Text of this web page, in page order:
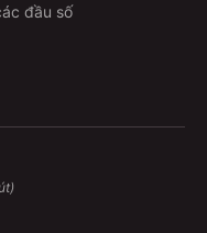
đầu số